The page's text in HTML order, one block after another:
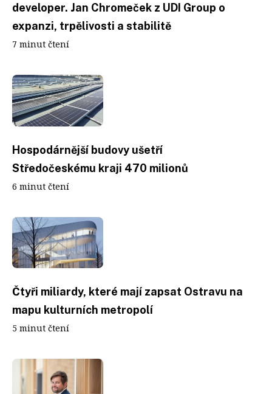
developer. Jan Chromeček z UDI Group o
expanzi, trpělivosti a stabilitě
7 minut čtení
Hospodárnější budovy ušetří
Středočeskému kraji 470 milionů
6 minut čtení
Čtyři miliardy, které mají zapsat Ostravu na
mapu kulturních metropolí
5 minut čtení